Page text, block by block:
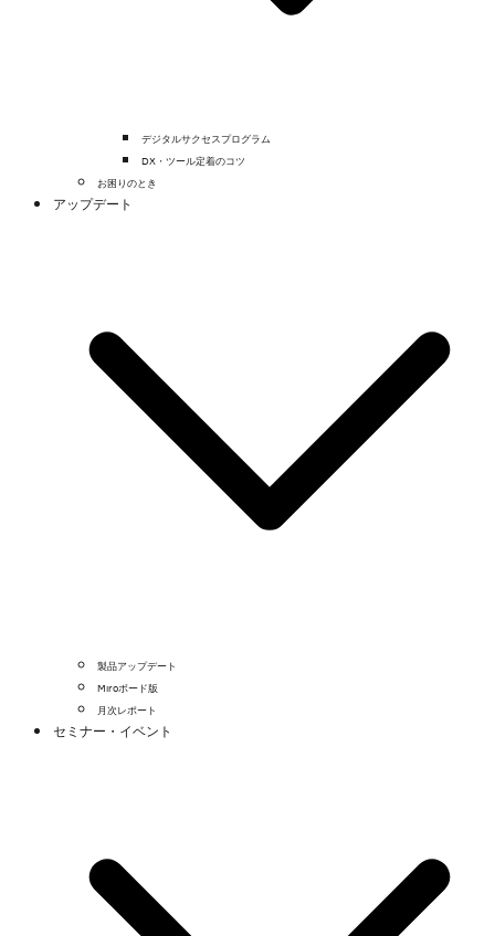
デジタルサクセスプログラム
DX・ツール定着のコツ
お困りのとき
アップデート
製品アップデート
Miroボード版
月次レポート
セミナー・イベント